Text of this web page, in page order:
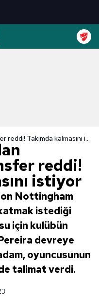
Vitor Pereira'dan Beşiktaş'a transfer reddi! Takımda kalmasını istiyor
reddi!
istiyor
Nottingham
istediği
için kulübün
devreye
oyuncusunun
talimat verdi.